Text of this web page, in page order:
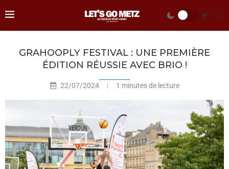
GRAHOOPLY FESTIVAL : UNE PREMIÈRE
ÉDITION RÉUSSIE AVEC BRIO !
22/07/2024 1 minutes de lecture